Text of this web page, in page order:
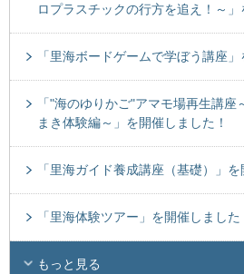
ロプラスチックの行方を追え！～」
「里海ボードゲームで学ぼう講座」
「"海のゆりかご"アマモ場再生講
まき体験編～」を開催しました！
「里海ガイド養成講座（基礎）」を
「里海体験ツアー」を開催しました
もっと見る